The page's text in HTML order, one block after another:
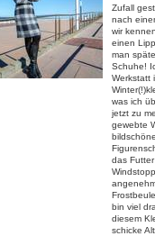
Zufall
nach
wir
einen
man
Schuhe!
Werkstatt
was ich
jetzt zu
gewebte
das
bin viel
diesem
schicke